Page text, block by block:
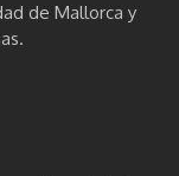
de Mallorca y